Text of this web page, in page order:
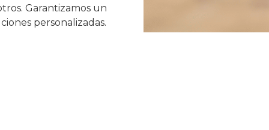
Garantizamos un
personalizadas.